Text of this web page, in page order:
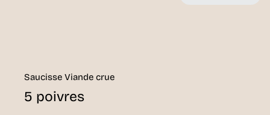
Saucisse Viande crue
5 poivres